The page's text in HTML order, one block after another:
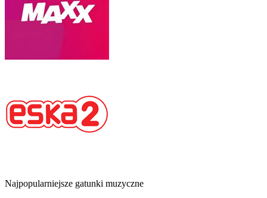
Najpopularniejsze gatunki muzyczne